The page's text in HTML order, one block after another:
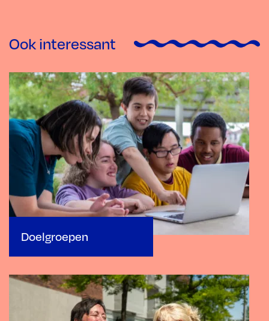
Ook interessant
Doelgroepen